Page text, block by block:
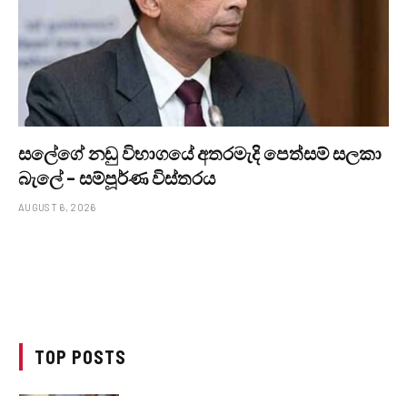
සලේගේ නඩු විභාගයේ අතරමැදි පෙත්සම් සලකා
බැලේ – සම්පූර්ණ විස්තරය
AUGUST 6, 2026
TOP POSTS